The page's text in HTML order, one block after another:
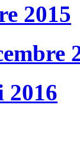
2015
2016